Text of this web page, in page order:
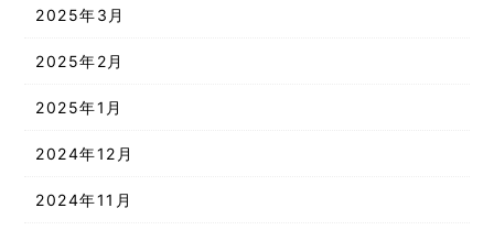
2025年3月
2025年2月
2025年1月
2024年12月
2024年11月